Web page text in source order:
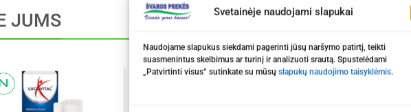
Svetainėje naudojami slapukai
Naudojame slapukus siekdami pagerinti jūsų naršymo patirtį, teikti
suasmenintus skelbimus ar turinį ir analizuoti srautą. Spustelėdami
„Patvirtinti visus“ sutinkate su mūsų slapukų naudojimo taisyklėmis.
JUMS